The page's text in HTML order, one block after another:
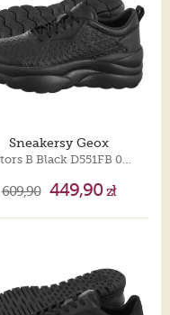
Sneakersy Geox
D Xtors B Black D551FB 00085 C9997
609,90 449,90zł